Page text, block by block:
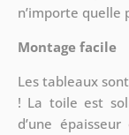
n’importe quelle
Montage facile
Les tableaux
! La toile est
d’une